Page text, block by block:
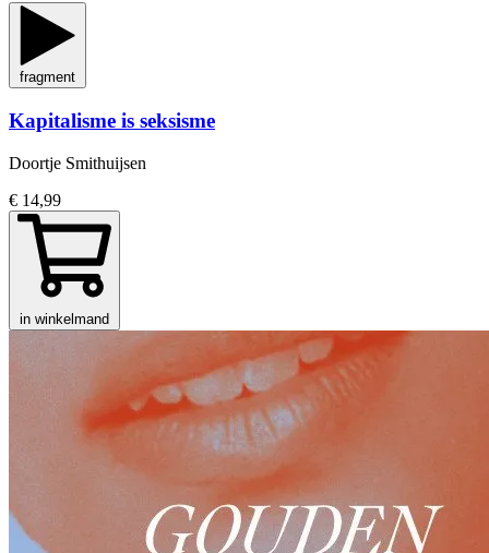
fragment
Kapitalisme is seksisme
Doortje Smithuijsen
€ 14,99
in winkelmand